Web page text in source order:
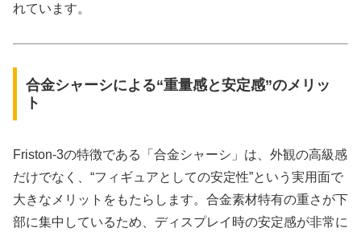
れています。
合金シャーシによる“重量感と安定感”のメリッ
ト
Friston-3の特徴である「合金シャーシ」は、外観の高級感
だけでなく、“フィギュアとしての安定性”という実用面で
大きなメリットをもたらします。合金素材特有の重さが下
部に集中しているため、ディスプレイ時の安定感が非常に